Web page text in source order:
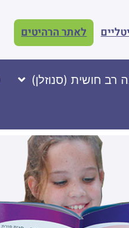
לאתר הרהיטים
רב חושית (סנוזלן)